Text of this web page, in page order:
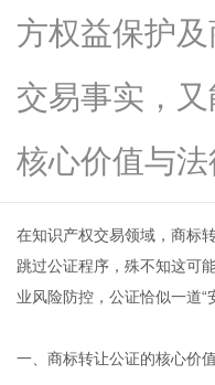
方权益保护
交易事实，
核心价值与
在知识产权交易领域， 商标
跳过公证程序，殊不知这可
业风险防控，公证恰似一道
一、商标转让公证的核心价